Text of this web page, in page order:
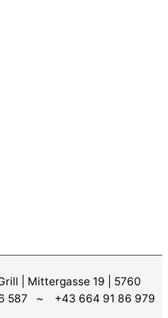
| Mittergasse 19 | 5760
587 ~ +43 664 91 86 979